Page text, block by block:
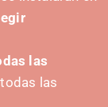
las
las